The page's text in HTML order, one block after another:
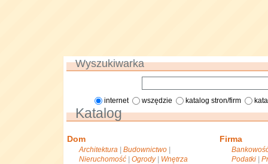
Wyszukiwarka
internet wszędzie katalog stron/firm
Katalog
Dom
Architektura Budownictwo
Nieruchomość
Ogrody| Wnętrza
Firma
Podatki